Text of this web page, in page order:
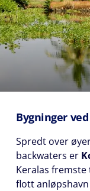
Bygninger
Spredt over
backwaters er
Keralas
flott